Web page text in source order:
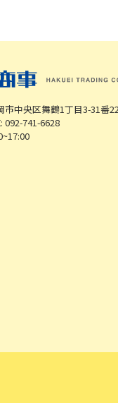
市中央区舞鶴1丁目3-31番
092-741-6628